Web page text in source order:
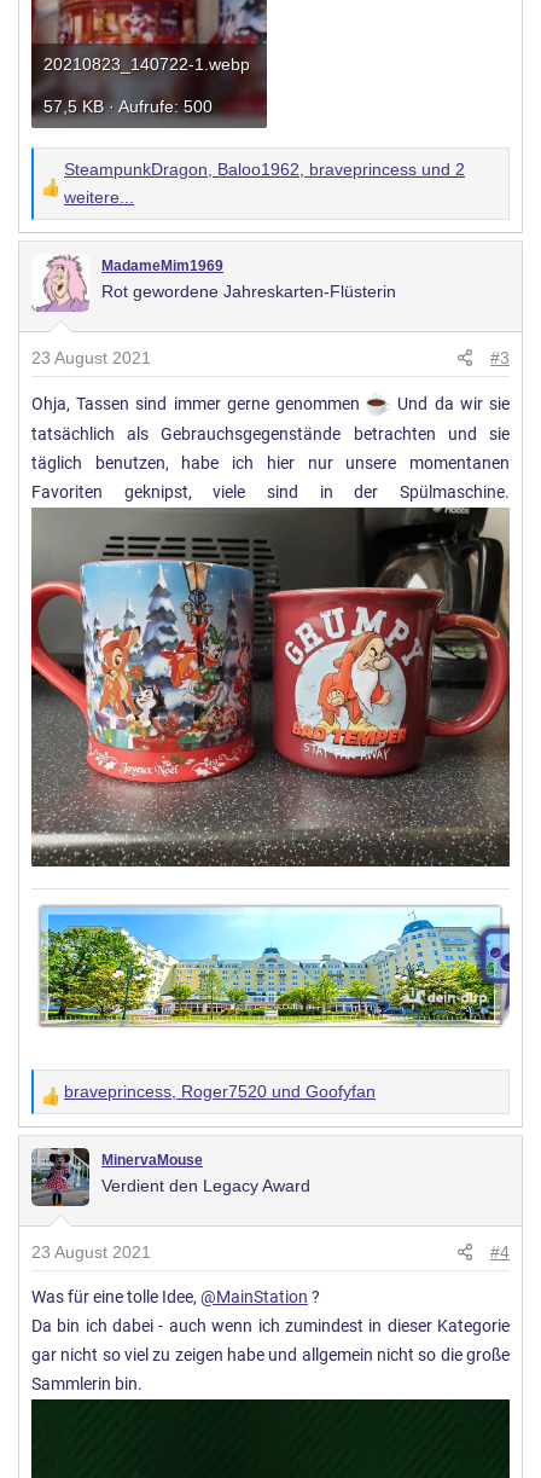
20210823_140722-1.webp
57,5 KB · Aufrufe: 500
W
e
t
u
n
g
:
SteampunkDragon, Baloo1962, braveprincess und 2
weitere...
MadameMim1969
Rot gewordene Jahreskarten-Flüsterin
23 August 2021 #3
Ohja, Tassen sind immer gerne genommen
Und da wir sie
tatsächlich als Gebrauchsgegenstände betrachten und sie
täglich benutzen, habe ich hier nur unsere momentanen
Favoriten geknipst, viele sind in der Spülmaschine.
W
e
r
t
n
g
e
n
:
braveprincess Roger7520 und Goofyfan
MinervaMouse
Verdient den Legacy Award
23 August 2021 #4
Was für eine tolle Idee, @MainStation ?
Da bin ich dabei - auch wenn ich zumindest in dieser Kategorie
gar nicht so viel zu zeigen habe und allgemein nicht so die große
Sammlerin bin.